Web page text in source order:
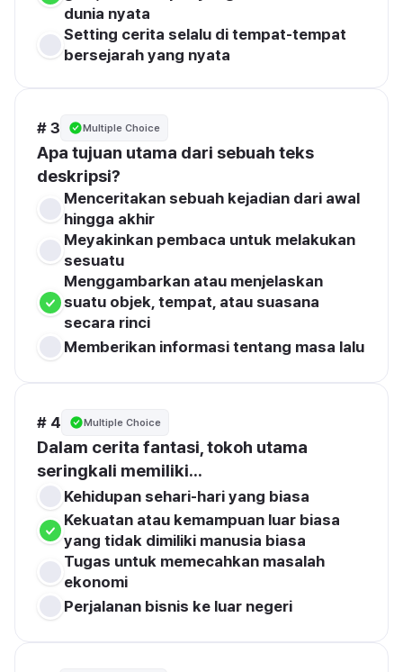
dunia nyata
Setting cerita selalu di tempat-tempat
bersejarah yang nyata
# 3 Multiple Choice
Apa tujuan utama dari sebuah teks
deskripsi?
Menceritakan sebuah kejadian dari awal
hingga akhir
Meyakinkan pembaca untuk melakukan
sesuatu
Menggambarkan atau menjelaskan
suatu objek, tempat, atau suasana
secara rinci
Memberikan informasi tentang masa lalu
# 4 Multiple Choice
Dalam cerita fantasi, tokoh utama
seringkali memiliki...
Kehidupan sehari-hari yang biasa
Kekuatan atau kemampuan luar biasa
yang tidak dimiliki manusia biasa
Tugas untuk memecahkan masalah
ekonomi
Perjalanan bisnis ke luar negeri